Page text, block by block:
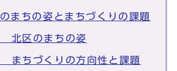
まちの姿とまちづくりの課題
北区のまちの姿
まちづくりの方向性と課題